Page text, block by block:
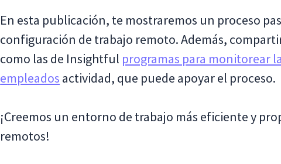
En esta publicación, te mostraremos un proceso
configuración de trabajo remoto. Además,
como las de Insightful programas para monitorear
empleados actividad, que puede apoyar el proceso.
¡Creemos un entorno de trabajo más eficiente y
remotos!